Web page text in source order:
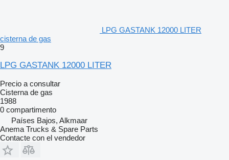
LPG GASTANK 12000 LITER
cisterna de gas
9
LPG GASTANK 12000 LITER
Precio a consultar
Cisterna de gas
1988
0 compartimento
Países Bajos, Alkmaar
Anema Trucks & Spare Parts
Contacte con el vendedor